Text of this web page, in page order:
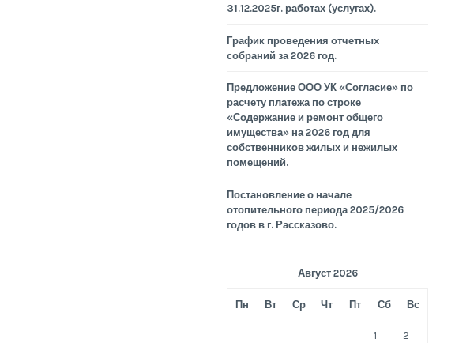
31.12.2025г. работах (услугах).
График проведения отчетных
собраний за 2026 год.
Предложение ООО УК «Согласие» по
расчету платежа по строке
«Содержание и ремонт общего
имущества» на 2026 год для
собственников жилых и нежилых
помещений.
Постановление о начале
отопительного периода 2025/2026
годов в г. Рассказово.
Август 2026
Пн Вт Ср Чт Пт Сб Вс
1 2